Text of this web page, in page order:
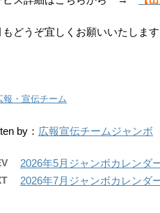
どうぞ宜しくお願いいたします
報・宣伝チーム
by： 広報宣伝チームジャンボ
2026年5月ジャンボカレンダ
2026年7月ジャンボカレンダ